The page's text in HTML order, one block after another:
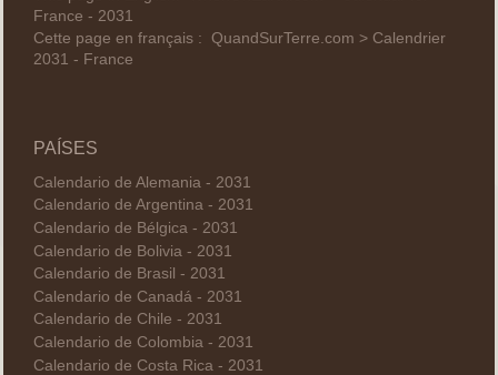
France - 2031
Cette page en français : QuandSurTerre.com > Calendrier
2031 - France
PAÍSES
Calendario de Alemania - 2031
Calendario de Argentina - 2031
Calendario de Bélgica - 2031
Calendario de Bolivia - 2031
Calendario de Brasil - 2031
Calendario de Canadá - 2031
Calendario de Chile - 2031
Calendario de Colombia - 2031
Calendario de Costa Rica - 2031